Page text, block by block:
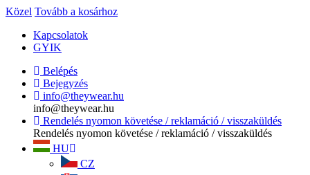
Közel Tovább a kosárhoz
Kapcsolatok
GYIK
Belépés
Bejegyzés
info@theywear.hu
info@theywear.hu
Rendelés nyomon követése / reklamáció / visszaküldés
Rendelés nyomon követése / reklamáció / visszaküldés
HU
CZ